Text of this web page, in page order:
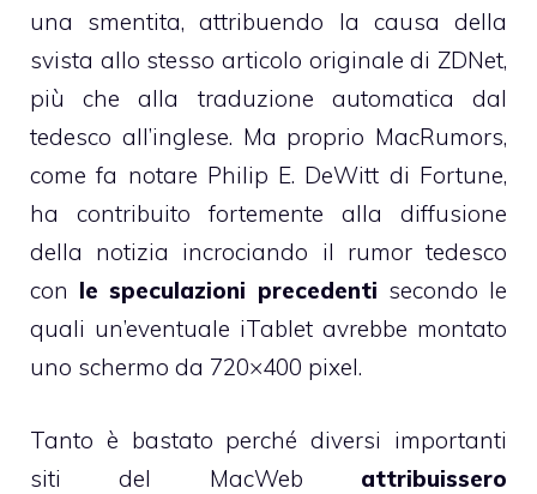
una smentita, attribuendo la causa della
svista allo stesso articolo originale di ZDNet,
più che alla traduzione automatica dal
tedesco all’inglese. Ma proprio MacRumors,
come fa notare Philip E. DeWitt di Fortune,
ha contribuito fortemente alla diffusione
della notizia incrociando il rumor tedesco
con le speculazioni precedenti secondo le
quali un’eventuale iTablet avrebbe montato
uno schermo da 720×400 pixel.
Tanto è bastato perché diversi importanti
siti del MacWeb attribuissero